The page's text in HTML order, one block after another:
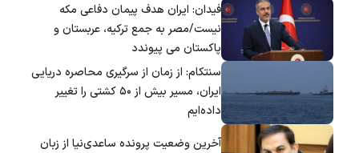
فیدان: ایران هدف پیمان دفاعی مکه
نیست/مصر به جمع ترکیه، عربستان و
پاکستان می پیوندد
سنتکام: از زمان از سرگیری محاصره دریایی
ایران، مسیر بیش از ۵۰ کشتی را تغییر
داده‌ایم
آخرین وضعیت پرونده ساعدی‌نیا از زبان